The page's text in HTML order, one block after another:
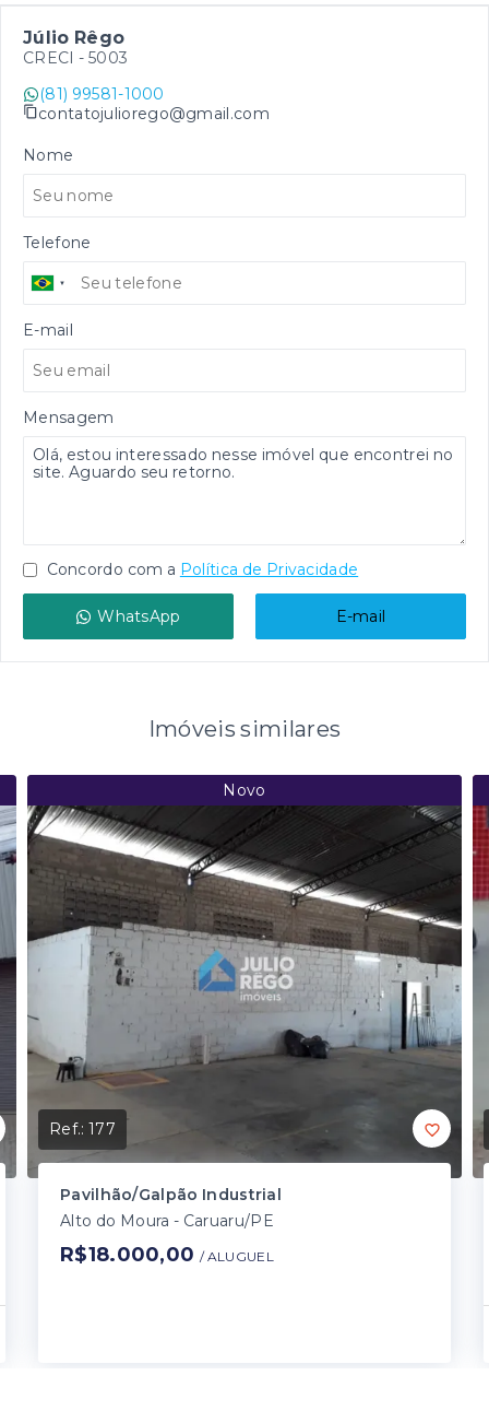
Júlio Rêgo
CRECI - 5003
(81) 99581-1000
contatojuliorego@gmail.com
Nome
Telefone
E-mail
Mensagem
Concordo com a Política de Privacidade
WhatsApp E-mail
Imóveis similares
Novo
Ref.:177
Pavilhão/Galpão Industrial
Alto do Moura - Caruaru/PE
R$18.000,00 / ALUGUEL